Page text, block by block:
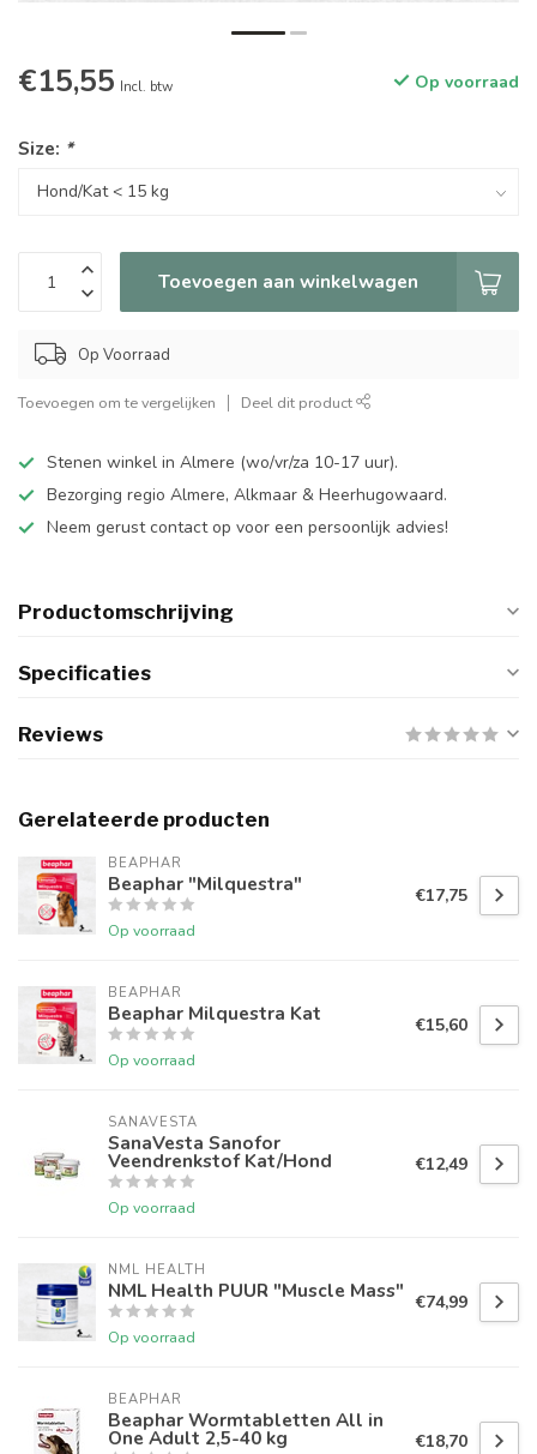
€15,55 Incl. btw Op voorraad
Size: *
Toevoegen aan winkelwagen
Op Voorraad
Toevoegen om te vergelijken Deel dit product
Stenen winkel in Almere (wo/vr/za 10-17 uur).
Bezorging regio Almere, Alkmaar & Heerhugowaard.
Neem gerust contact op voor een persoonlijk advies!
Productomschrijving
Specificaties
Reviews
Gerelateerde producten
BEAPHAR
Beaphar "Milquestra"
Op voorraad
€17,75
BEAPHAR
Beaphar Milquestra Kat
Op voorraad
€15,60
SANAVESTA
SanaVesta Sanofor
Veendrenkstof Kat/Hond
Op voorraad
€12,49
NML HEALTH
NML Health PUUR "Muscle Mass"
Op voorraad
€74,99
BEAPHAR
Beaphar Wormtabletten All in
One Adult 2,5-40 kg €18,70